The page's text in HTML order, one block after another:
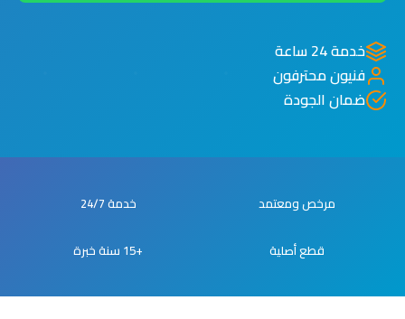
خدمة 24 ساعة
فنيون محترفون
ضمان الجودة
مرخص ومعتمد خدمة 24/7
قطع أصلية +15 سنة خبرة